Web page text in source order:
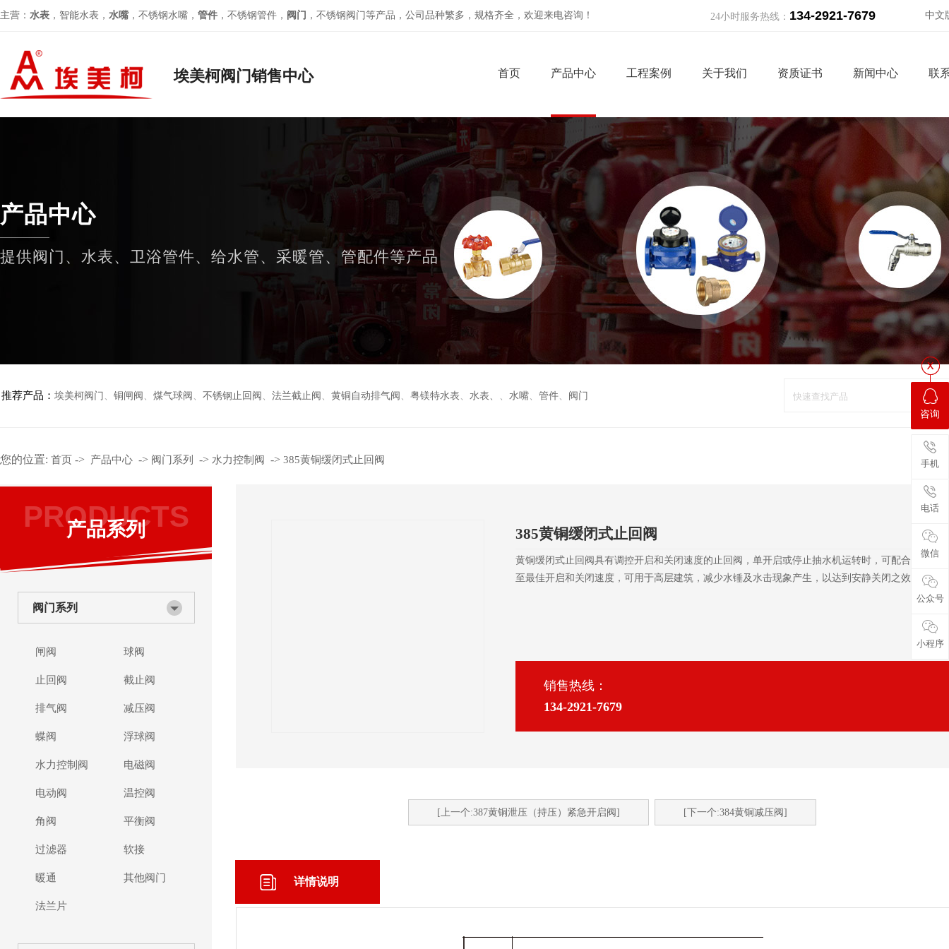
主营： 水表 ，智能水表， 水嘴，不锈钢水嘴， 管件 ，不锈钢管件， 阀门 ，不锈钢阀门等产品，公司品种繁多，规格齐全，欢迎来电咨询！ 中文
24小时服务热线： 134-2921-7679
埃美柯阀门销售中心 首页 产品中心 工程案例 关于我们 资质证书 新闻中心 联
推荐产品： 埃美柯阀门 、 铜闸阀 、 煤气球阀 、 不锈钢止回阀 、 法兰截止阀 、 黄铜自动排气阀 、 粤镁特水表 、 水表、 、 水嘴、 管件、 阀门
产品中心
提供阀门、水表、卫浴管件、给水管、采暖管、管配件等产品
您的位置: 首页 -> 产品中心 -> 阀门系列 -> 水力控制阀 -> 385黄铜缓闭式止回阀
PRODUCTS
产品系列
阀门系列
闸阀 球阀
止回阀 截止阀
排气阀 减压阀
蝶阀 浮球阀
水力控制阀 电磁阀
电动阀 温控阀
角阀 平衡阀
过滤器 软接
暖通 其他阀门
法兰片
385黄铜缓闭式止回阀
黄铜缓闭式止回阀具有调控开启和关闭速度的止回阀，单开启或停止抽水机运转时，可配合现场调
至最佳开启和关闭速度，可用于高层建筑，减少水锤及水击现象产生，以达到安静关闭之效果。
销售热线：
134-2921-7679
[上一个:387黄铜泄压（持压）紧急开启阀] [下一个:384黄铜减压阀]
详情说明
咨询
手机
电话
微信
公众号
小程序